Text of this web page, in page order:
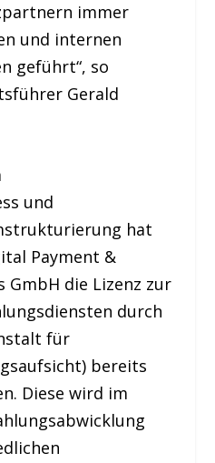
immer
und internen
geführt“, so
Gerald
und
hat
Payment &
GmbH die Lizenz zur
durch
für
bereits
Diese wird im